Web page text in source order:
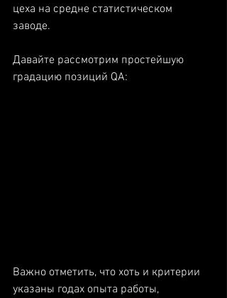
цеха на средне статистическом
заводе.
Давайте рассмотрим простейшую
градацию позиций QA:
Важно отметить, что хоть и критерии
указаны годах опыта работы,